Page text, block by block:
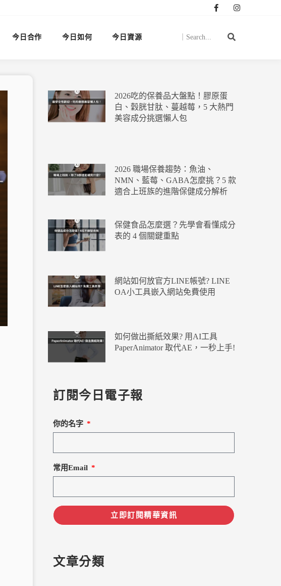
今日合作 今日如何 今日資源
2026吃的保養品大盤點！膠原蛋
白、穀胱甘肽、蔓越莓，5 大熱門
美容成分挑選懶人包
2026 職場保養趨勢：魚油、
NMN、藍莓、GABA怎麼挑？5 款
適合上班族的進階保健成分解析
保健食品怎麼選？先學會看懂成分
表的 4 個關鍵重點
網站如何放官方LINE帳號? LINE
OA小工具嵌入網站免費使用
如何做出撕紙效果? 用AI工具
PaperAnimator 取代AE，一秒上手!
訂閱今日電子報
你的名字
常用Email
立即訂閱精華資訊
文章分類